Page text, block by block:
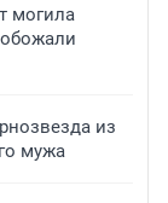
могила
из
мужа